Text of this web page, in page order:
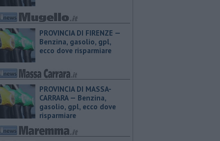
PROVINCIA DI FIRENZE — ​
Benzina, gasolio, gpl,
ecco dove risparmiare
PROVINCIA DI MASSA-
CARRARA — ​Benzina,
gasolio, gpl, ecco dove
risparmiare